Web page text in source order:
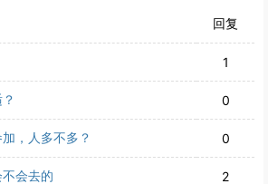
回复
1
0
，人多不多？ 0
会去的 2